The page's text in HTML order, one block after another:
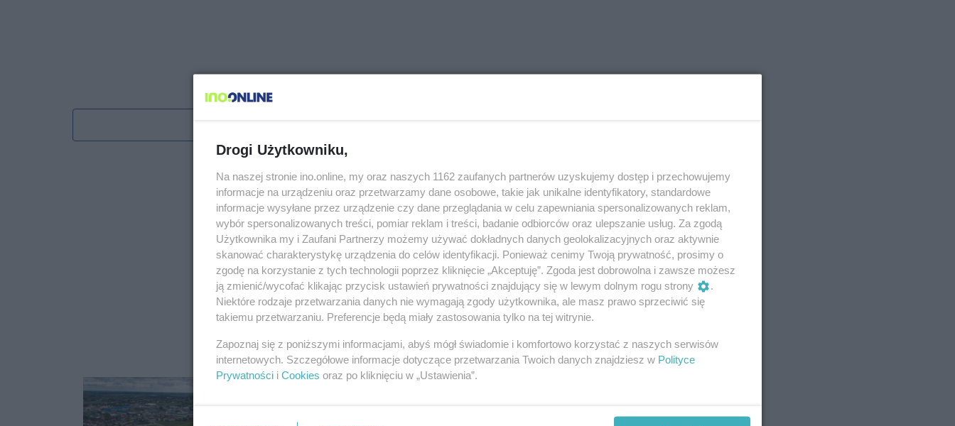
Drogi Użytkowniku,
Na naszej stronie ino.online, my oraz naszych 1162 zaufanych partnerów uzyskujemy dostęp i przechowujemy
informacje na urządzeniu oraz przetwarzamy dane osobowe, takie jak unikalne identyfikatory, standardowe
informacje wysyłane przez urządzenie czy dane przeglądania w celu zapewniania spersonalizowanych reklam,
wybór spersonalizowanych treści, pomiar reklam i treści, badanie odbiorców oraz ulepszanie usług. Za zgodą
Użytkownika my i Zaufani Partnerzy możemy używać dokładnych danych geolokalizacyjnych oraz aktywnie
skanować charakterystykę urządzenia do celów identyfikacji. Ponieważ cenimy Twoją prywatność, prosimy o
zgodę na korzystanie z tych technologii poprzez kliknięcie „Akceptuję”. Zgoda jest dobrowolna i zawsze możesz
ją zmienić/wycofać klikając przycisk ustawień prywatności znajdujący się w lewym dolnym rogu strony
.
Niektóre rodzaje przetwarzania danych nie wymagają zgody użytkownika, ale masz prawo sprzeciwić się
takiemu przetwarzaniu. Preferencje będą miały zastosowania tylko na tej witrynie.
Zapoznaj się z poniższymi informacjami, abyś mógł świadomie i komfortowo korzystać z naszych serwisów
internetowych. Szczegółowe informacje dotyczące przetwarzania Twoich danych znajdziesz w Polityce
Prywatności i Cookies oraz po kliknięciu w „Ustawienia”.